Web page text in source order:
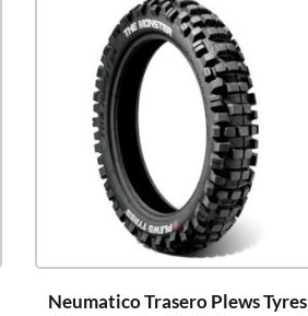
Neumatico Trasero Plews Tyres